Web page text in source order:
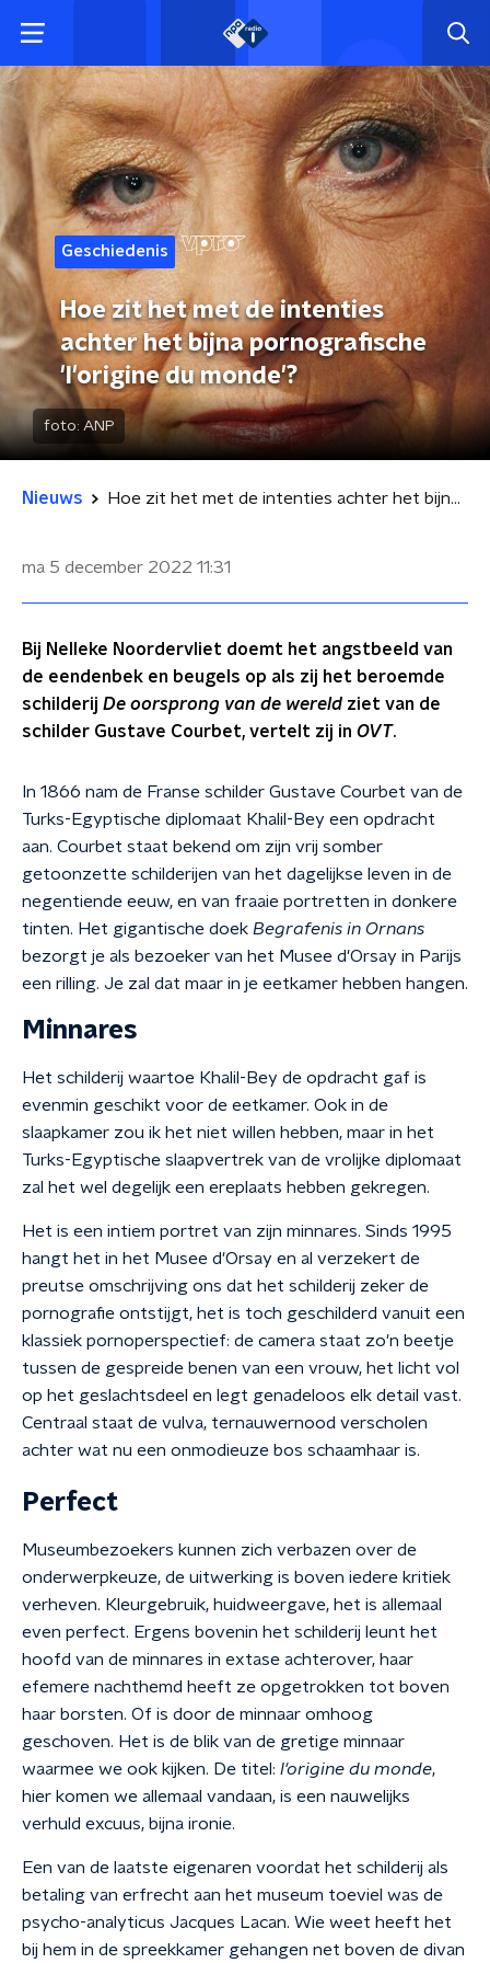
Geschiedenis
Hoe zit het met de intenties
achter het bijna pornografische
'l'origine du monde'?
foto: ANP
Nieuws Hoe zit het met de intenties achter het bijna pornografische 'l'origine du monde'?
ma 5 december 2022 11:31
Bij Nelleke Noordervliet doemt het angstbeeld van
de eendenbek en beugels op als zij het beroemde
schilderij De oorsprong van de wereld ziet van de
schilder Gustave Courbet, vertelt zij in OVT.
In 1866 nam de Franse schilder Gustave Courbet van de
Turks-Egyptische diplomaat Khalil-Bey een opdracht
aan. Courbet staat bekend om zijn vrij somber
getoonzette schilderijen van het dagelijkse leven in de
negentiende eeuw, en van fraaie portretten in donkere
tinten. Het gigantische doek Begrafenis in Ornans
bezorgt je als bezoeker van het Musee d'Orsay in Parijs
een rilling. Je zal dat maar in je eetkamer hebben hangen.
Minnares
Het schilderij waartoe Khalil-Bey de opdracht gaf is
evenmin geschikt voor de eetkamer. Ook in de
slaapkamer zou ik het niet willen hebben, maar in het
Turks-Egyptische slaapvertrek van de vrolijke diplomaat
zal het wel degelijk een ereplaats hebben gekregen.
Het is een intiem portret van zijn minnares. Sinds 1995
hangt het in het Musee d'Orsay en al verzekert de
preutse omschrijving ons dat het schilderij zeker de
pornografie ontstijgt, het is toch geschilderd vanuit een
klassiek pornoperspectief: de camera staat zo'n beetje
tussen de gespreide benen van een vrouw, het licht vol
op het geslachtsdeel en legt genadeloos elk detail vast.
Centraal staat de vulva, ternauwernood verscholen
achter wat nu een onmodieuze bos schaamhaar is.
Perfect
Museumbezoekers kunnen zich verbazen over de
onderwerpkeuze, de uitwerking is boven iedere kritiek
verheven. Kleurgebruik, huidweergave, het is allemaal
even perfect. Ergens bovenin het schilderij leunt het
hoofd van de minnares in extase achterover, haar
efemere nachthemd heeft ze opgetrokken tot boven
haar borsten. Of is door de minnaar omhoog
geschoven. Het is de blik van de gretige minnaar
waarmee we ook kijken. De titel: l'origine du monde,
hier komen we allemaal vandaan, is een nauwelijks
verhuld excuus, bijna ironie.
Een van de laatste eigenaren voordat het schilderij als
betaling van erfrecht aan het museum toeviel was de
psycho-analyticus Jacques Lacan. Wie weet heeft het
bij hem in de spreekkamer gehangen net boven de divan